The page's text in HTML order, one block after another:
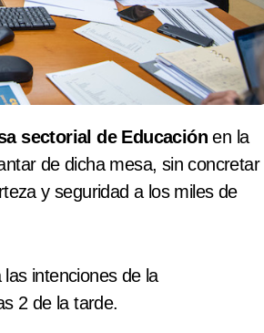
sectorial de Educación en la
de dicha mesa, sin concretar
y seguridad a los miles de
intenciones de la
2 de la tarde.